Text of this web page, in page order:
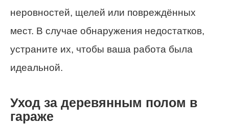
неровностей, щелей или повреждённых
мест. В случае обнаружения недостатков,
устраните их, чтобы ваша работа была
идеальной.
Уход за деревянным полом в
гараже